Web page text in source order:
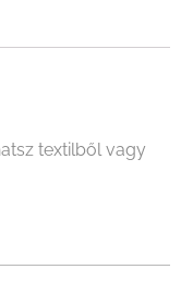
textilből vagy